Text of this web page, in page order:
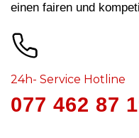
einen fairen und
24h- Service Hotline
077 462 87